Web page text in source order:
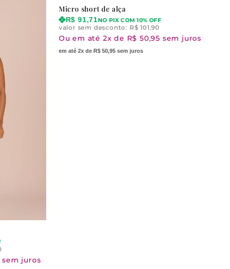
sem juros
Micro short de alça
R$ 91,71NO PIX COM 10% OFF
valor sem desconto: R$ 101,90
Ou em até 2x de R$ 50,95 sem juros
em até 2x de R$ 50,95 sem juros